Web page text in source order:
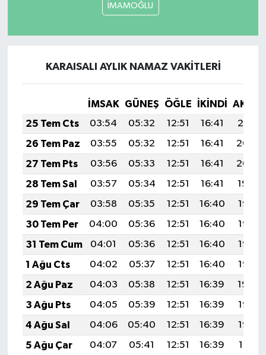
İMAMOĞLU
KARAISALI AYLIK NAMAZ VAKITLERI
İMSAK GÜNEŞ ÖĞLE İKINDI
25 Tem Cts
03:54 05:32 12:51 16:41
20:01
26 Tem Paz
03:55 05:32 12:51 16:41
20:00
27 Tem Pts
03:56 05:33 12:51 16:41
20:00
28 Tem Sal
03:57 05:34 12:51 16:41
19:59
29 Tem Çar
03:58 05:35 12:51 16:40
19:58
30 Tem Per
04:00 05:36 12:51 16:40
19:57
31 Tem Cum
04:01 05:36 12:51 16:40
19:56
1 Ağu Cts
04:02 05:37 12:51 16:40
19:55
2 Ağu Paz
04:03 05:38 12:51 16:39
19:54
3 Ağu Pts
04:05 05:39 12:51 16:39
19:53
4 Ağu Sal
04:06 05:40 12:51 16:39
19:52
5 Ağu Çar
04:07 05:41 12:51 16:39
19:51